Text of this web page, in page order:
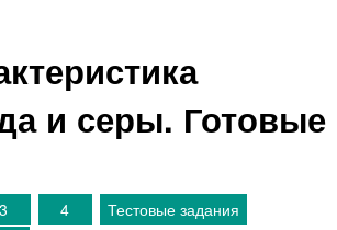
и серы. Готовые
3 4
Тестовые задания